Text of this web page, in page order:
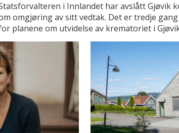
i Innlandet har avslått Gjøvik
omgjøring av sitt vedtak. Det er tredje
planene om utvidelse av krematoriet i